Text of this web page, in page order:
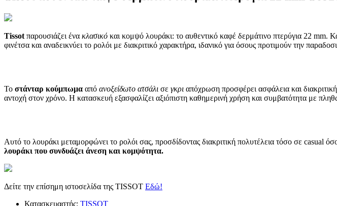
Tissot παρουσιάζει ένα κλασικό και κομψό λουράκι: το αυθεντικό καφέ δερμάτινο πτερύγια 22 mm.
φινέτσα και αναδεικνύει το ρολόι με διακριτικό χαρακτήρα, ιδανικό για όσους προτιμούν την
Το στάνταρ κούμπωμα από ανοξείδωτο ατσάλι σε γκρι απόχρωση προσφέρει ασφάλεια και
αντοχή στον χρόνο. Η κατασκευή εξασφαλίζει αξιόπιστη καθημερινή χρήση και συμβατότητα με
Αυτό το λουράκι μεταμορφώνει το ρολόι σας, προσδίδοντας διακριτική πολυτέλεια τόσο σε casual
λουράκι που συνδυάζει άνεση και κομψότητα.
Δείτε την επίσημη ιστοσελίδα της TISSOT Εδώ!
Κατασκευαστής: TISSOT